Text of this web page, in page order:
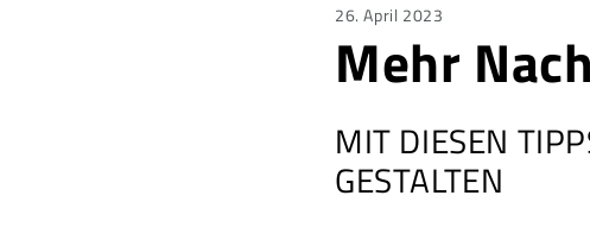
Posted
26. April 2023
Mehr
MIT DIESEN
GESTALTEN